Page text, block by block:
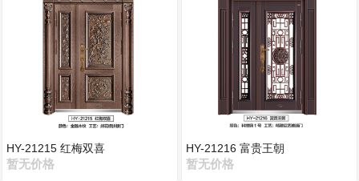
HY-21215 红梅双喜
暂无价格
HY-21216 富贵王朝
暂无价格